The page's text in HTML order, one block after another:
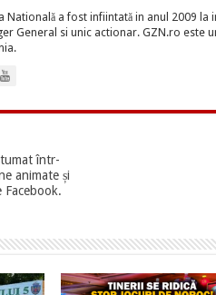
Natională a fost infiintată in anul 2009 la
General si unic actionar. GZN.ro este
într-
animate și
Facebook.